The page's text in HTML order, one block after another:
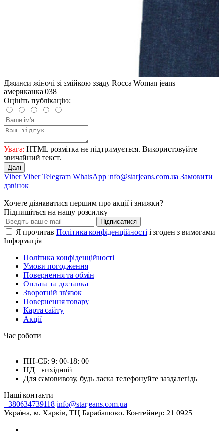
Джинси жіночі зі змійкою ззаду Rocca Woman jeans
американка 038
Оцініть публікацію:
Увага: HTML розмітка не підтримується. Використовуйте
звичайний текст.
Далі
Viber Viber Telegram WhatsApp info@starjeans.com.ua Замовити
дзвінок
Хочете дізнаватися першим про акції і знижки?
Підпишіться на нашу розсилку
Підписатися
Я прочитав Політика конфіденційності і згоден з вимогами
Інформація
Політика конфіденційності
Умови погодження
Повернення та обмін
Оплата та доставка
Зворотній зв'язок
Повернення товару
Карта сайту
Акції
Час роботи
ПН-СБ: 9: 00-18: 00
НД - вихідний
Для самовивозу, будь ласка телефонуйте заздалегідь
Наші контакти
+380634739118 info@starjeans.com.ua
Україна, м. Харків, ТЦ Барабашово. Контейнер: 21-0925